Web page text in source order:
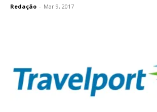
Redação - Mar 9, 2017